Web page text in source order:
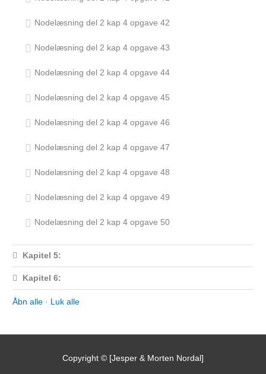
Nodelæsning del 2 kap 4 opgave 42
Nodelæsning del 2 kap 4 opgave 43
Nodelæsning del 2 kap 4 opgave 44
Nodelæsning del 2 kap 4 opgave 45
Nodelæsning del 2 kap 4 opgave 46
Nodelæsning del 2 kap 4 opgave 47
Nodelæsning del 2 kap 4 opgave 48
Nodelæsning del 2 kap 4 opgave 49
Nodelæsning del 2 kap 4 opgave 50
Kapitel 5:
Kapitel 6:
Åbn alle · Luk alle
Copyright © [Jesper & Morten Nordal]